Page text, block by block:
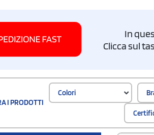
In
Clicca sul
I PRODOTTI
Colori